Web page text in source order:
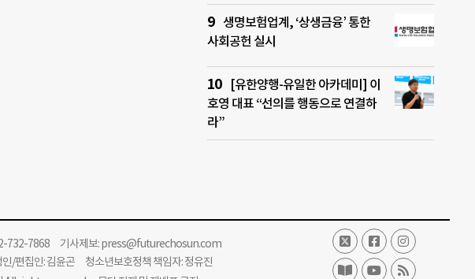
생명보험업계, ‘상생금융’ 통한
사회공헌 실시
[유한양행-유일한 아카데미] 이
호영 대표 “선의를 행동으로 연결하
라”
732-7868 기사제보:press@futurechosun.com
/편집인: 김윤곤 청소년보호정책 책임자: 정유진